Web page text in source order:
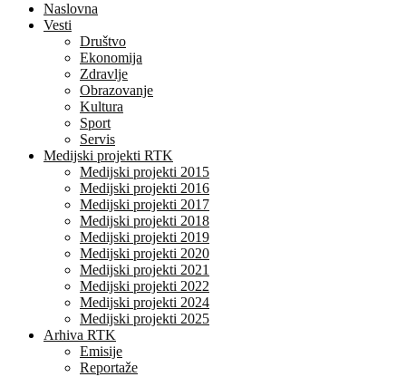
Naslovna
Vesti
Društvo
Ekonomija
Zdravlje
Obrazovanje
Kultura
Sport
Servis
Medijski projekti RTK
Medijski projekti 2015
Medijski projekti 2016
Medijski projekti 2017
Medijski projekti 2018
Medijski projekti 2019
Medijski projekti 2020
Medijski projekti 2021
Medijski projekti 2022
Medijski projekti 2024
Medijski projekti 2025
Arhiva RTK
Emisije
Reportaže